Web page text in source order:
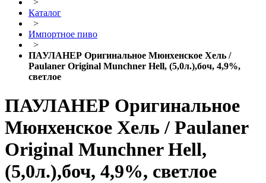
>
Каталог
>
Импортное пиво
>
ПАУЛАНЕР Оригинальное Мюнхенское Хель /
Paulaner Original Munchner Hell, (5,0л.),боч, 4,9%,
светлое
ПАУЛАНЕР Оригинальное
Мюнхенское Хель / Paulaner
Original Munchner Hell,
(5,0л.),боч, 4,9%, светлое